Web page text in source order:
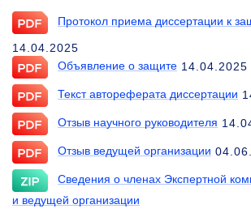
Протокол приема диссертации к
14.04.2025
Объявление о защите 14.04.2025
Текст автореферата диссертации
Отзыв научного руководителя
Отзыв ведущей организации
Сведения о членах Экспертной
и ведущей организации